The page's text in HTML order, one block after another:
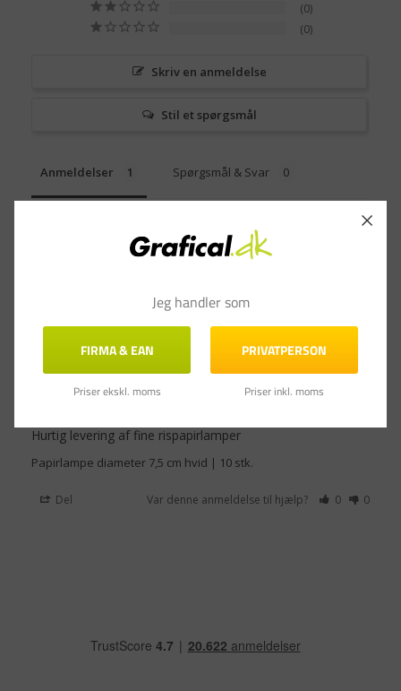
0
0
Skriv en anmeldelse
Stil et spørgsmål
Anmeldelser Spørgsmål & Svar
01.11.2019
Kirsten S.
Hurtig levering af fine rispapirlamper
Papirlampe diameter 7,5 cm hvid | 10 stk.
Del Var denne anmeldelse til hjælp? 0 0
Jeg handler som
FIRMA & EAN
Priser ekskl. moms
PRIVATPERSON
Priser inkl. moms